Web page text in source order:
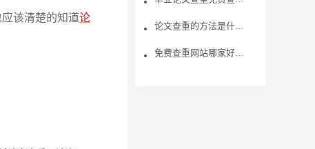
该清楚的知道论
论文查重的方法是什么？论文查重时会泄露吗？
免费查重网站哪家好用？